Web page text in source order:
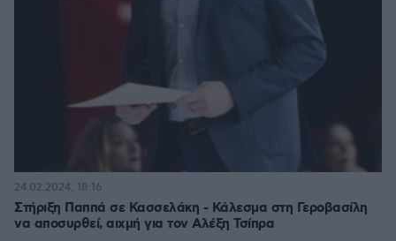
Στήριξη Παππά σε Κασσελάκη - Κάλεσμα στη Γεροβασίλη
να αποσυρθεί, αιχμή για τον Αλέξη Τσίπρα
24.02.2024, 18:16